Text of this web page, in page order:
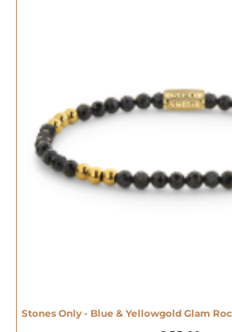
Stones Only - Blue & Yellowgold Glam